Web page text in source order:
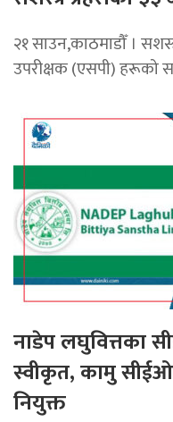
२१ साउन,काठमाडौँ ।
उपरीक्षक (एसपी) हरूको
नाडेप लघुवित्तका
स्वीकृत, कामु
नियुक्त